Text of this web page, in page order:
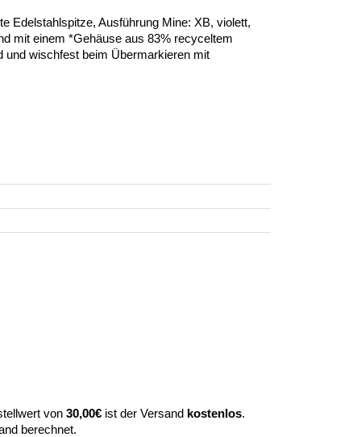
Edelstahlspitze, Ausführung Mine: XB, violett,
mit einem *Gehäuse aus 83% recyceltem
und wischfest beim Übermarkieren mit
von 30,00€ ist der Versand kostenlos.
berechnet.